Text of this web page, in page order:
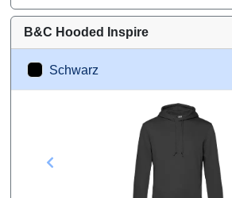
B&C Hooded Inspire
Schwarz